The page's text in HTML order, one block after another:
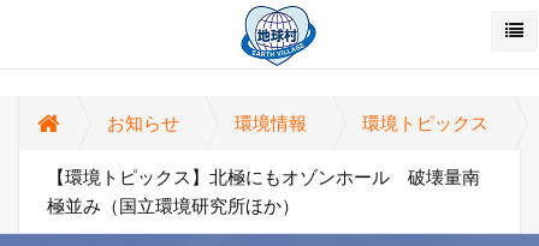
お知らせ 環境情報 環境トピックス
【環境トピックス】北極にもオゾンホール 破壊量南
極並み（国立環境研究所ほか）